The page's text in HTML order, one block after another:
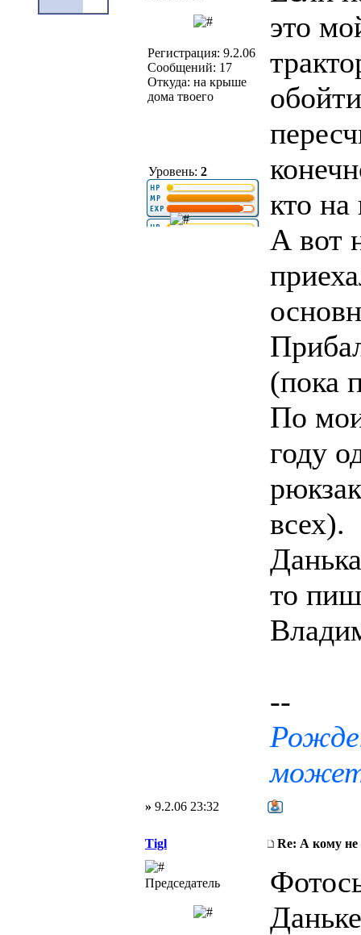
Регистрация: 9.2.06
Сообщений: 17
Откуда: на крыше
дома твоего
Уровень: 2
это
кто на
А вот
(пока
По
году
всех).
то
--
» 9.2.06 23:32
Tigl Re: А кому не
Председатель